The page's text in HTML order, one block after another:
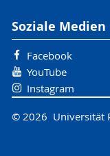
Soziale Medien
Facebook
YouTube
Instagram
© 2026 Universität